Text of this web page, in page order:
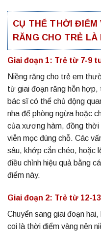
CỤ THỂ THỜI ĐIỂM
RĂNG CHO TRẺ LÀ
Giai đoạn 1: Trẻ từ 7-9
Niềng răng cho trẻ em
từ giai đoạn răng hỗn
bác sĩ có thể chủ động
nha để phòng ngừa hoặc
của xương hàm, đồng thời
viễn mọc đúng chỗ. Các
sâu, khớp cắn chéo, hoặc
điều chỉnh hiệu quả bằng
điểm này.
Giai đoạn 2: Trẻ từ 12-
Chuyển sang giai đoạn
coi là thời điểm vàng nên